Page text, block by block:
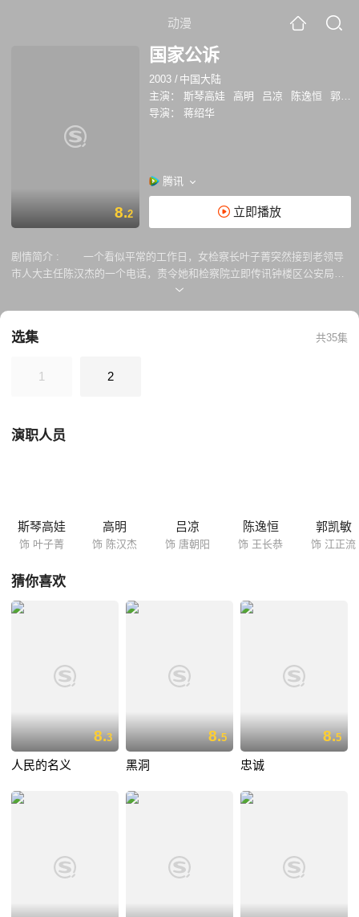
动漫
8.2
国家公诉
2003 / 中国大陆
主演：
斯琴高娃 高明 吕凉 陈逸恒
郭凯敏
导演：
蒋绍华
腾讯
立即播放
剧情简介 :
一个看似平常的工作日，女检察长叶子菁突然接到老领导
市人大主任陈汉杰的一个电话，责令她和检察院立即传讯钟楼区公安局副
局长王小峰。此前，检察院已就王小峰收受赃车、涉黄护黑一案，按市人
特别谨慎，亲自督办此案，想尽量避免误会。不料，检察人员执行任务时
儿子陈小沐。公安、检察双方形成对峙，事情变 得复杂起来，干警们
选集 共35集
1 2
演职人员
斯琴高娃
饰 叶子菁
高明
饰 陈汉杰
吕凉
饰 唐朝阳
陈逸恒
饰 王长恭
郭凯敏
饰 江正流
猜你喜欢
8.3
人民的名义
8.5
黑洞
8.5
忠诚